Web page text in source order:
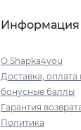
Информация
О Shapka4you
Доставка, оплата
бонусные баллы
Гарантия
Политика